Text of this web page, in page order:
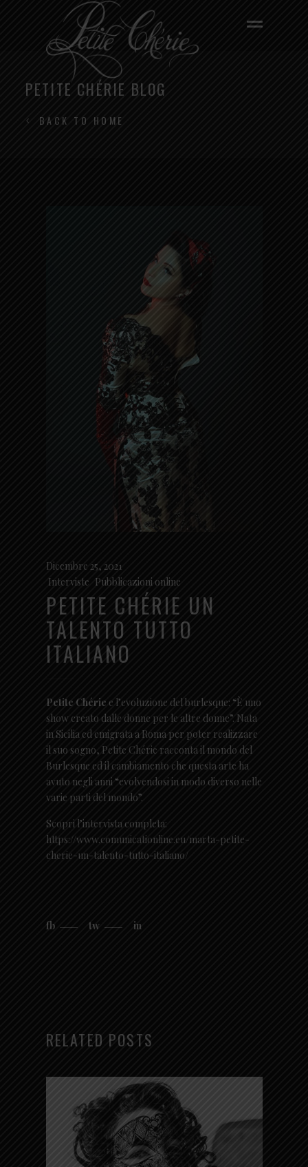
PETITE CHÉRIE BLOG
BACK TO HOME
Dicembre 25, 2021
Interviste Pubblicazioni online
PETITE CHÉRIE UN
TALENTO TUTTO
ITALIANO
Petite Chérie e l’evoluzione del burlesque: “È uno
show creato dalle donne per le altre donne”. Nata
in Sicilia ed emigrata a Roma per poter realizzare
il suo sogno, Petite Chérie racconta il mondo del
Burlesque ed il cambiamento che questa arte ha
avuto negli anni “evolvendosi in modo diverso nelle
varie parti del mondo”.
Scopri l’intervista completa:
https://www.comunicationline.eu/marta-petite-
cherie-un-talento-tutto-italiano/
fb tw in
RELATED POSTS